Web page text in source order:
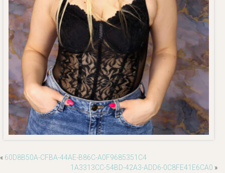
« 60D8B50A-CFBA-44AE-B86C-A0F9685351C4
1A3313CC-54BD-42A3-ADD6-0C8FE41E6CA0 »